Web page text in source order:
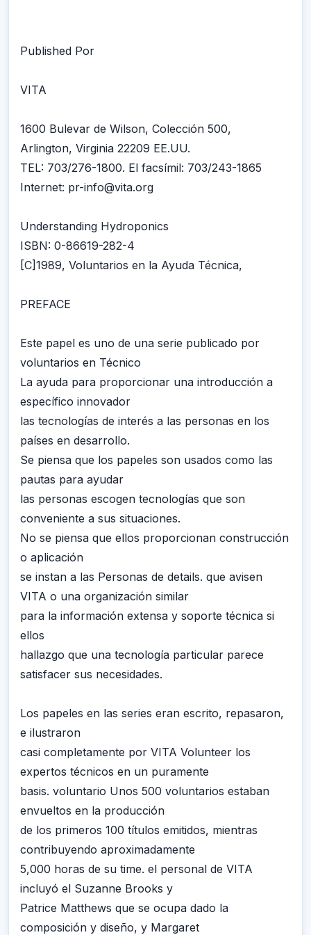
Published Por
VITA
1600 Bulevar de Wilson, Colección 500,
Arlington, Virginia 22209 EE.UU.
TEL: 703/276-1800. El facsímil: 703/243-1865
Internet: pr-info@vita.org
Understanding Hydroponics
ISBN: 0-86619-282-4
[C]1989, Voluntarios en la Ayuda Técnica,
PREFACE
Este papel es uno de una serie publicado por
voluntarios en Técnico
La ayuda para proporcionar una introducción a
específico innovador
las tecnologías de interés a las personas en los
países en desarrollo.
Se piensa que los papeles son usados como las
pautas para ayudar
las personas escogen tecnologías que son
conveniente a sus situaciones.
No se piensa que ellos proporcionan construcción
o aplicación
se instan a las Personas de details. que avisen
VITA o una organización similar
para la información extensa y soporte técnica si
ellos
hallazgo que una tecnología particular parece
satisfacer sus necesidades.
Los papeles en las series eran escrito, repasaron,
e ilustraron
casi completamente por VITA Volunteer los
expertos técnicos en un puramente
basis. voluntario Unos 500 voluntarios estaban
envueltos en la producción
de los primeros 100 títulos emitidos, mientras
contribuyendo aproximadamente
5,000 horas de su time. el personal de VITA
incluyó el Suzanne Brooks y
Patrice Matthews que se ocupa dado la
composición y diseño, y Margaret